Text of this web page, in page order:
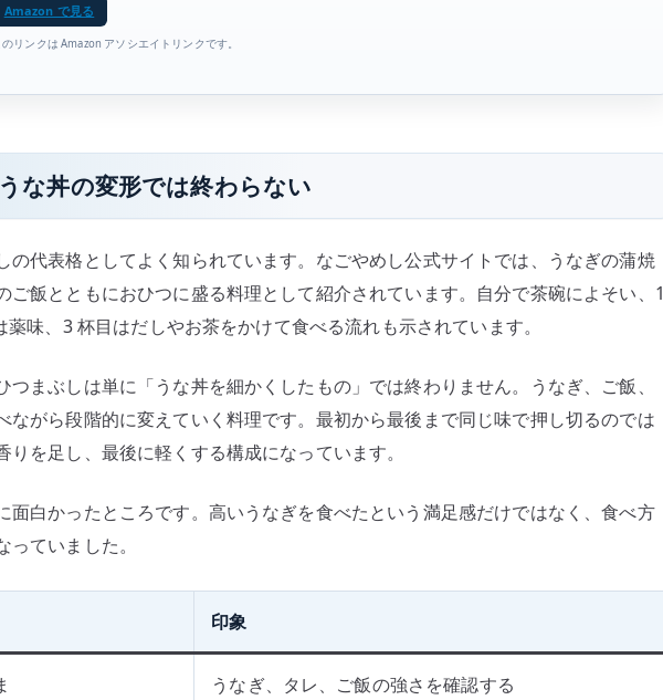
Amazon で見る
のリンクは Amazon アソシエイトリンクです。
な丼の変形では終わらない
の代表格としてよく知られています。なごやめし公式サイトでは、うなぎの蒲焼
ご飯とともにおひつに盛る料理として紹介されています。自分で茶碗によそい、1
味、3 杯目はだしやお茶をかけて食べる流れも示されています。
つまぶしは単に「うな丼を細かくしたもの」では終わりません。うなぎ、ご飯、
ながら段階的に変えていく料理です。最初から最後まで同じ味で押し切るのでは
を足し、最後に軽くする構成になっています。
面白かったところです。高いうなぎを食べたという満足感だけではなく、食べ方
ていました。
印象
うなぎ、タレ、ご飯の強さを確認する